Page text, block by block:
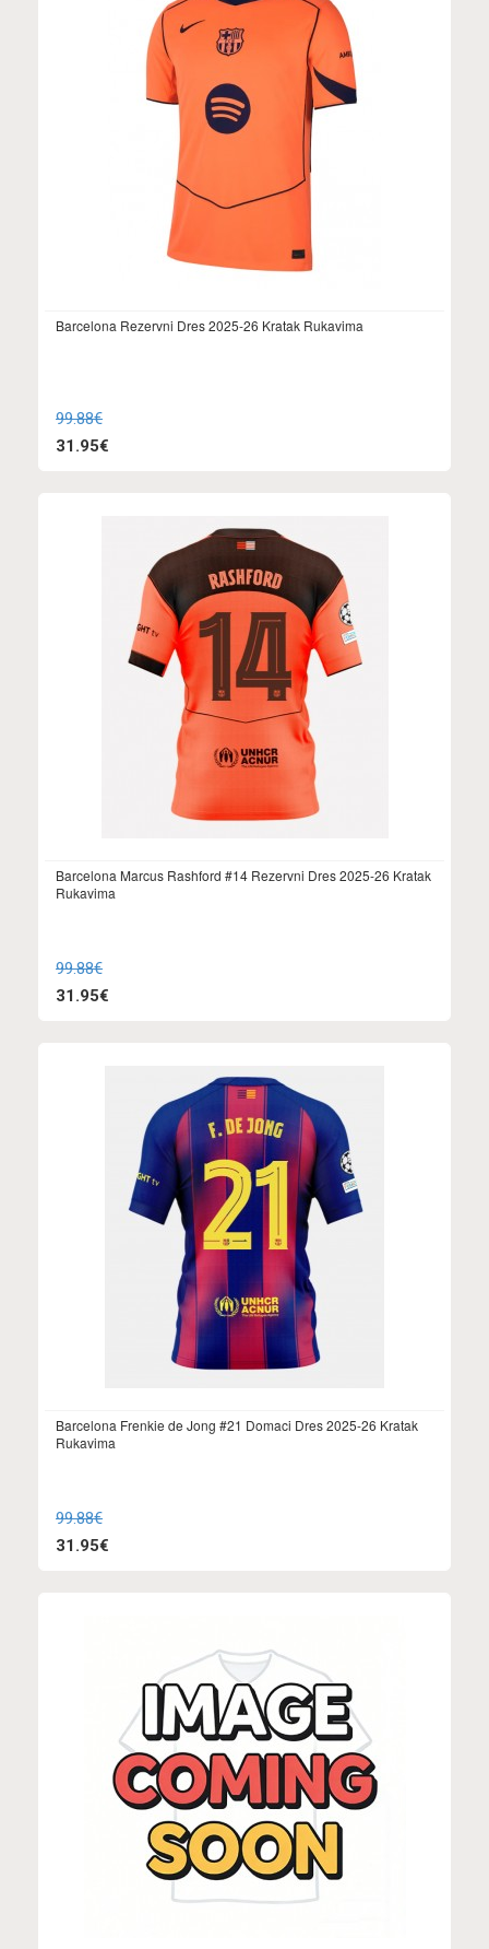
Barcelona Rezervni Dres 2025-26 Kratak Rukavima
99.88€
31.95€
Barcelona Marcus Rashford #14 Rezervni Dres 2025-26 Kratak
Rukavima
99.88€
31.95€
Barcelona Frenkie de Jong #21 Domaci Dres 2025-26 Kratak
Rukavima
99.88€
31.95€